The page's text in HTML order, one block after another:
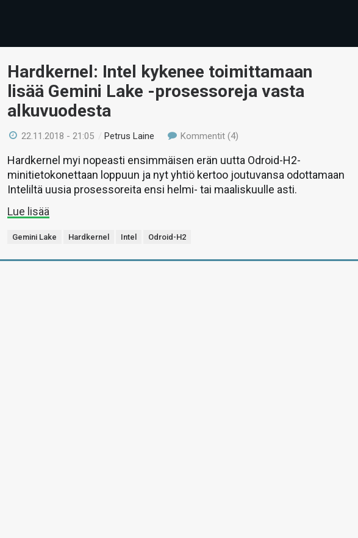
Hardkernel: Intel kykenee toimittamaan
lisää Gemini Lake -prosessoreja vasta
alkuvuodesta
22.11.2018 - 21:05 /Petrus Laine Kommentit (4)
Hardkernel myi nopeasti ensimmäisen erän uutta Odroid-H2-
minitietokonettaan loppuun ja nyt yhtiö kertoo joutuvansa odottamaan
Inteliltä uusia prosessoreita ensi helmi- tai maaliskuulle asti.
Lue lisää
Gemini Lake Hardkernel Intel Odroid-H2